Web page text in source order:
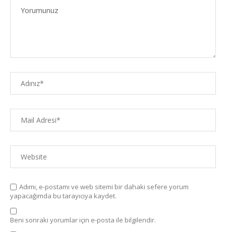
Adımı, e-postamı ve web sitemi bir dahaki sefere yorum
yapacağımda bu tarayıcıya kaydet.
Beni sonraki yorumlar için e-posta ile bilgilendir.